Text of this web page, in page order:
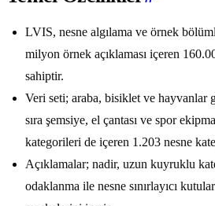
LVIS, nesne algılama ve örnek
milyon örnek açıklaması içeren
sahiptir.
Veri seti; araba, bisiklet ve hayvanlar
sıra şemsiye, el çantası ve spor
kategorileri de içeren 1.203 nesne
Açıklamalar; nadir, uzun kuyruklu
odaklanma ile nesne sınırlayıcı